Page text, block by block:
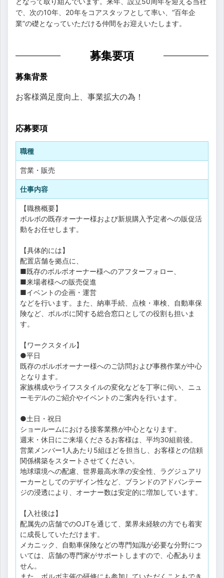
で、次の10年、20年をコアスタッフとして率い、“百年企
業”の礎となっていただける仲間をお迎えいたします。
募集要項
募集背景
お客様満足度向上、事業拡大の為！
応募要項
職種
営業・販売
仕事内容
【職務概要】
ボルボの既存オーナー様および新規購入予定者への販促活
動をお任せします。
【具体的には】
配置店舗を拠点に、
■既存のボルボオーナー様へのアフターフォロー、
■来場者様への販売促進
■イベントの企画・運営
などを行います。また、納車手続、点検・車検、自動車保
険など、ボルボに関する総合窓口としての役割も担いま
す。
【ワークスタイル】
●平日
既存のボルボオーナー様へのご訪問および事務作業が中心
となります。
家族構成やライフスタイルの変化などを丁寧に伺い、ニュ
ーモデルのご紹介やイベントのご案内を行います。
●土日・祝日
ショールームにおける接客業務が中心となります。
週末・休日にご来場くださるお客様は、平均30組前後。
営業メンバー1人あたり5組ほどを担当し、お客様との信頼
関係構築をスタートさせてください。
地球環境への配慮、世界最高水準の安全性、ラグジュアリ
ーカーとしてのデザイン性など、ブランドのアドバンテー
ジの浸透により、オーナー数は安定的に増加しています。
【入社後は】
配属先の店舗でのOJTを通じて、業界未経験の方でも着実
に成長していただけます。
メカニック、自動車保険などの専門知識が必要な分野につ
いては、店舗の専門家がサポートしますので、心配ありま
せん。
また、ボルボ主催の研修にも参加していただくこともでき